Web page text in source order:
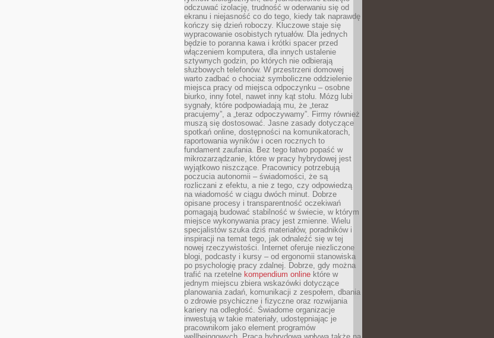
odczuwać izolację, trudność w oderwaniu się od
ekranu i niejasność co do tego, kiedy tak naprawdę
kończy się dzień roboczy. Kluczowe staje się
wypracowanie osobistych rytuałów. Dla jednych
będzie to poranna kawa i krótki spacer przed
włączeniem komputera, dla innych ustalenie
sztywnych godzin, po których nie odbierają
służbowych telefonów. W przestrzeni domowej
warto zadbać o chociaż symboliczne oddzielenie
miejsca pracy od miejsca odpoczynku – osobne
biurko, inny fotel, nawet inny kąt stołu. Mózg lubi
sygnały, które podpowiadają mu, że „teraz
pracujemy”, a „teraz odpoczywamy”. Firmy również
muszą się dostosować. Jasne zasady dotyczące
spotkań online, dostępności na komunikatorach,
raportowania wyników i ocen rocznych to
fundament zaufania. Bez tego łatwo popaść w
mikrozarządzanie, które w pracy hybrydowej jest
wyjątkowo niszczące. Pracownicy potrzebują
poczucia autonomii – świadomości, że są
rozliczani z efektu, a nie z tego, czy odpowiedzą
na wiadomość w ciągu dwóch minut. Dobrze
opisane procesy i transparentność oczekiwań
pomagają budować stabilność w świecie, w którym
miejsce wykonywania pracy jest zmienne. Wielu
specjalistów szuka dziś materiałów, poradników i
inspiracji na temat tego, jak odnaleźć się w tej
nowej rzeczywistości. Internet oferuje niezliczone
blogi, podcasty i kursy – od ergonomii stanowiska
po psychologię pracy zdalnej. Dobrze, gdy można
trafić na rzetelne kompendium online które w
jednym miejscu zbiera wskazówki dotyczące
planowania zadań, komunikacji z zespołem, dbania
o zdrowie psychiczne i fizyczne oraz rozwijania
kariery na odległość. Świadome organizacje
inwestują w takie materiały, udostępniając je
pracownikom jako element programów